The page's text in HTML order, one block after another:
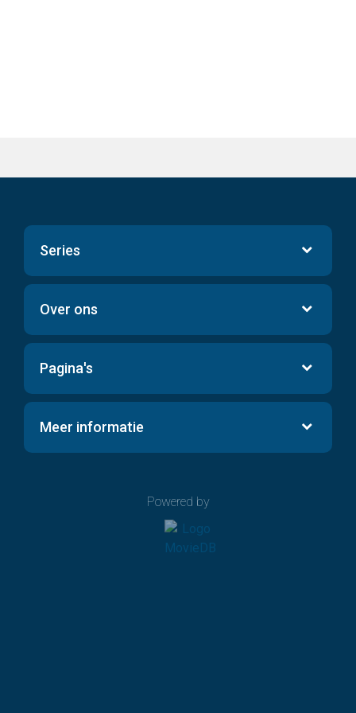
Series
Over ons
Pagina's
Meer informatie
Powered by